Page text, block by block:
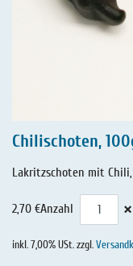
Chilischoten,
Lakritzschoten mit
2,70 €Anzahl ×
inkl. 7,00% USt. zzgl.